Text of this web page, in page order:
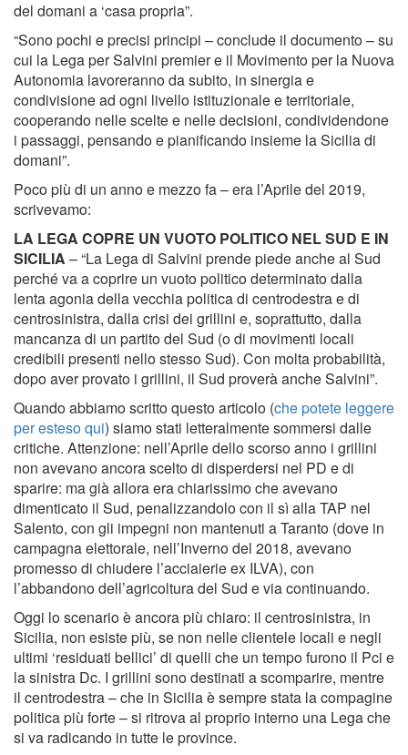
del domani a ‘casa propria”.
“Sono pochi e precisi principi – conclude il documento – su
cui la Lega per Salvini premier e il Movimento per la Nuova
Autonomia lavoreranno da subito, in sinergia e
condivisione ad ogni livello istituzionale e territoriale,
cooperando nelle scelte e nelle decisioni, condividendone
i passaggi, pensando e pianificando insieme la Sicilia di
domani”.
Poco più di un anno e mezzo fa – era l’Aprile del 2019,
scrivevamo:
LA LEGA COPRE UN VUOTO POLITICO NEL SUD E IN
SICILIA – “La Lega di Salvini prende piede anche al Sud
perché va a coprire un vuoto politico determinato dalla
lenta agonia della vecchia politica di centrodestra e di
centrosinistra, dalla crisi dei grillini e, soprattutto, dalla
mancanza di un partito del Sud (o di movimenti locali
credibili presenti nello stesso Sud). Con molta probabilità,
dopo aver provato i grillini, il Sud proverà anche Salvini”.
Quando abbiamo scritto questo articolo (che potete leggere
per esteso qui) siamo stati letteralmente sommersi dalle
critiche. Attenzione: nell’Aprile dello scorso anno i grillini
non avevano ancora scelto di disperdersi nel PD e di
sparire: ma già allora era chiarissimo che avevano
dimenticato il Sud, penalizzandolo con il sì alla TAP nel
Salento, con gli impegni non mantenuti a Taranto (dove in
campagna elettorale, nell’Inverno del 2018, avevano
promesso di chiudere l’acciaierie ex ILVA), con
l’abbandono dell’agricoltura del Sud e via continuando.
Oggi lo scenario è ancora più chiaro: il centrosinistra, in
Sicilia, non esiste più, se non nelle clientele locali e negli
ultimi ‘residuati bellici’ di quelli che un tempo furono il Pci e
la sinistra Dc. I grillini sono destinati a scomparire, mentre
il centrodestra – che in Sicilia è sempre stata la compagine
politica più forte – si ritrova al proprio interno una Lega che
si va radicando in tutte le province.